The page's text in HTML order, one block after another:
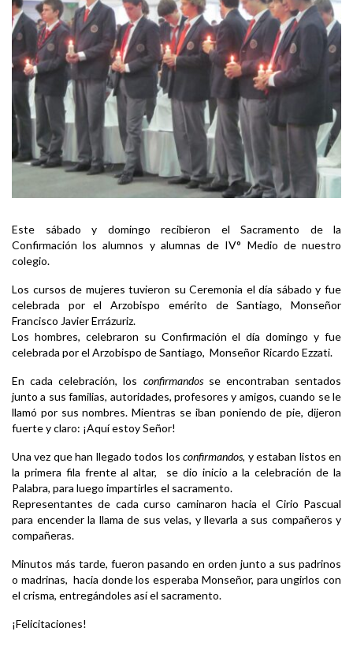
Este sábado y domingo recibieron el Sacramento de la
Confirmación los alumnos y alumnas de IV° Medio de nuestro
colegio.
Los cursos de mujeres tuvieron su Ceremonia el día sábado y fue
celebrada por el Arzobispo emérito de Santiago, Monseñor
Francisco Javier Errázuriz.
Los hombres, celebraron su Confirmación el día domingo y fue
celebrada por el Arzobispo de Santiago, Monseñor Ricardo Ezzati.
En cada celebración, los confirmandosse encontraban sentados
junto a sus familias, autoridades, profesores y amigos, cuando se le
llamó por sus nombres. Mientras se iban poniendo de pie, dijeron
fuerte y claro: ¡Aquí estoy Señor!
Una vez que han llegado todos losconfirmandos, y estaban listos en
la primera fila frente al altar, se dio inicio a la celebración de la
Palabra, para luego impartirles el sacramento.
Representantes de cada curso caminaron hacia el Cirio Pascual
para encender la llama de sus velas, y llevarla a sus compañeros y
compañeras.
Minutos más tarde, fueron pasando en orden junto a sus padrinos
o madrinas, hacia donde los esperaba Monseñor, para ungirlos con
el crisma, entregándoles así el sacramento.
¡Felicitaciones!